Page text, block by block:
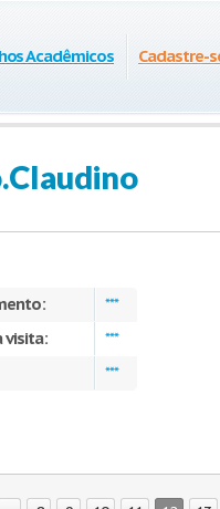
Acadêmicos Cadastre-
***
visita: ***
***